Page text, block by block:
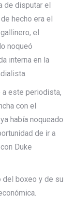
de disputar el
hecho era el
el
noqueó
interna en la
a este periodista,
con el
había noqueado
de ir a
Duke
del boxeo y de su